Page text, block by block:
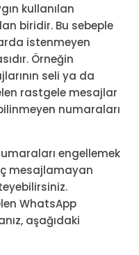
kullanılan
biridir. Bu sebeple
istenmeyen
Örneğin
seli ya da
rastgele mesajlar
numaraları
engellemek
mesajlamayan
WhatsApp
aşağıdaki